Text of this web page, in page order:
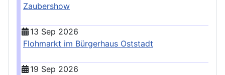
Zaubershow
13 Sep 2026
Flohmarkt im Bürgerhaus Oststadt
19 Sep 2026